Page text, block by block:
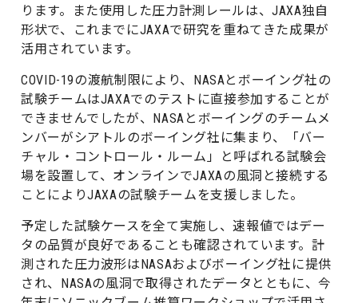
ります。また使用した圧力計測レールは、JAXA独自
形状で、これまでにJAXAで研究を重ねてきた成果が
活用されています。
COVID-19の渡航制限により、NASAとボーイング社の
試験チームはJAXAでのテストに直接参加することが
できませんでしたが、NASAとボーイングのチームメ
ンバーがシアトルのボーイング社に集まり、「バー
チャル・コントロール・ルーム」と呼ばれる試験会
場を設置して、オンラインでJAXAの風洞と接続する
ことによりJAXAの試験チームを支援しました。
予定した試験ケースを全て実施し、速報値ではデー
タの品質が良好であることも確認されています。計
測された圧力波形はNASAおよびボーイング社に提供
され、NASAの風洞で取得されたデータとともに、今